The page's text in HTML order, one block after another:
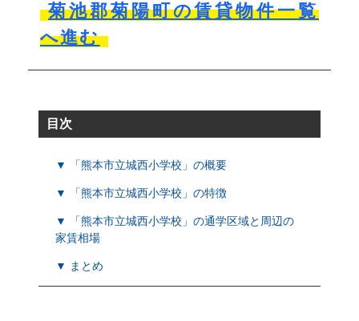
菊池郡菊陽町の賃貸物件一覧
へ進む
目次
▼ 「熊本市立城西小学校」の概要
▼ 「熊本市立城西小学校」の特徴
▼ 「熊本市立城西小学校」の通学区域と周辺の
家賃相場
▼ まとめ